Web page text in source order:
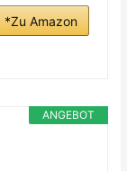
*Zu Amazon
ANGEBOT